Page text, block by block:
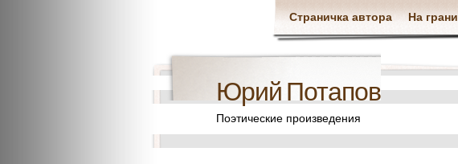
Страничка автора На
Юрий Потапов
Поэтические произведения